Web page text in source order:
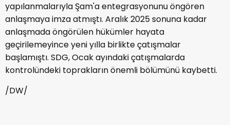
yapılanmalarıyla Şam'a entegrasyonunu öngören
anlaşmaya imza atmıştı. Aralık 2025 sonuna kadar
anlaşmada öngörülen hükümler hayata
geçirilemeyince yeni yılla birlikte çatışmalar
başlamıştı. SDG, Ocak ayındaki çatışmalarda
kontrolündeki toprakların önemli bölümünü kaybetti.
/DW/